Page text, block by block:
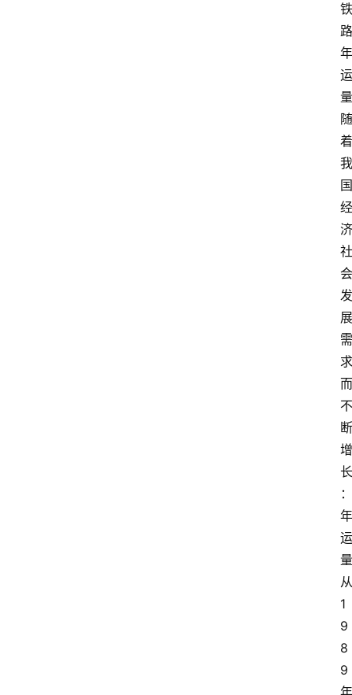
铁
路
年
运
量
随
着
我
国
经
济
社
会
发
展
需
求
而
不
断
增
长
：
年
运
量
从
1
9
8
9
年